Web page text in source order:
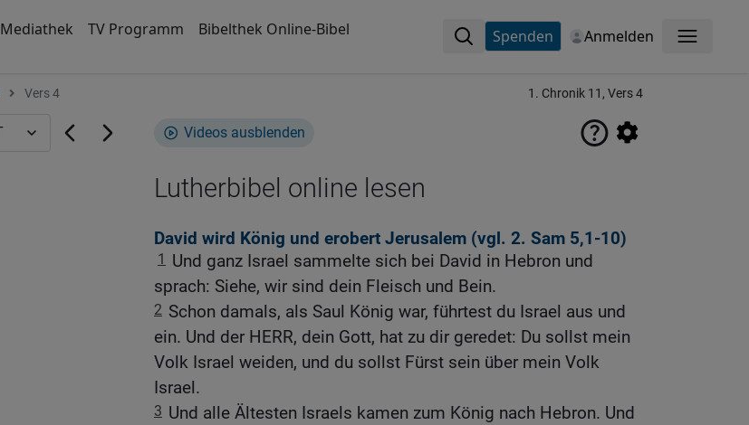
Mediathek TV Programm Bibelthek Online-Bibel Spenden Anmelden Menü
Vers 4 1. Chronik 11, Vers 4
Videos ausblenden
Lutherbibel online lesen
David wird König und erobert Jerusalem (vgl. 2. Sam 5,1-10)
1
Und ganz Israel sammelte sich bei David in Hebron und
sprach: Siehe, wir sind dein Fleisch und Bein.
2 Schon damals, als Saul König war, führtest du Israel aus und
ein. Und der HERR, dein Gott, hat zu dir geredet: Du sollst mein
Volk Israel weiden, und du sollst Fürst sein über mein Volk
Israel.
3 Und alle Ältesten Israels kamen zum König nach Hebron. Und